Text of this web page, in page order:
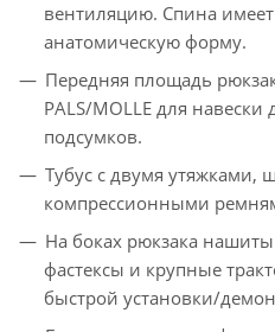
вентиляцию. Спина
анатомическую форму.
Передняя площадь
PALS/MOLLE для
подсумков.
Тубус с двумя утяжками,
компрессионными
На боках рюкзака
фастексы и крупные
быстрой установки/